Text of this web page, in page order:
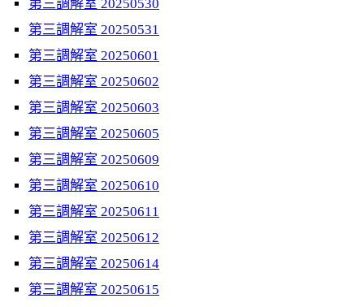
第三調解室 20250530
第三調解室 20250531
第三調解室 20250601
第三調解室 20250602
第三調解室 20250603
第三調解室 20250605
第三調解室 20250609
第三調解室 20250610
第三調解室 20250611
第三調解室 20250612
第三調解室 20250614
第三調解室 20250615